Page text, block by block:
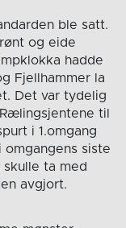
ble satt.
og eide
hadde
Fjellhammer la
Det var tydelig
til
i 1.omgang
siste
skulle ta med
avgjort.